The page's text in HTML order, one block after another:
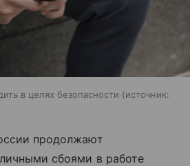
в целях безопасности
источник:
продолжают
сбоями в работе